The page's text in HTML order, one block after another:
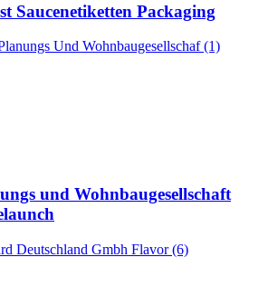
Saucenetiketten Packaging
und Wohnbaugesellschaft